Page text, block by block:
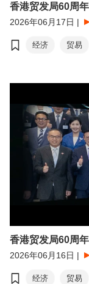
香港贸发局60周
2026年06月17日 |
经济 贸易
香港贸发局60周
2026年06月16日 |
经济 贸易